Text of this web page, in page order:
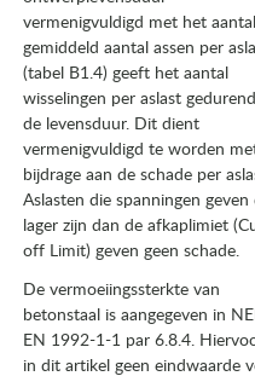
vermenigvuldigd met het aantal
gemiddeld aantal assen per
(tabel B1.4) geeft het aantal
wisselingen per aslast
de levensduur. Dit dient
vermenigvuldigd te worden
bijdrage aan de schade per
Aslasten die spanningen geven
lager zijn dan de afkaplimiet
off Limit) geven geen schade.
De vermoeiingssterkte van
betonstaal is aangegeven in
EN 1992-1-1 par 6.8.4.
in dit artikel geen eindwaarde